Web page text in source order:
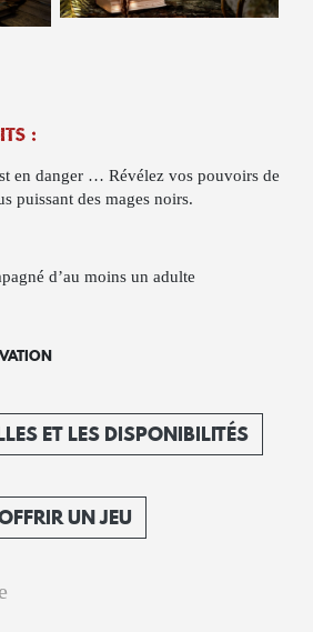
:
en danger … Révélez vos pouvoirs de
puissant des mages noirs.
d’au moins un adulte
ET LES DISPONIBILITÉS
UN JEU